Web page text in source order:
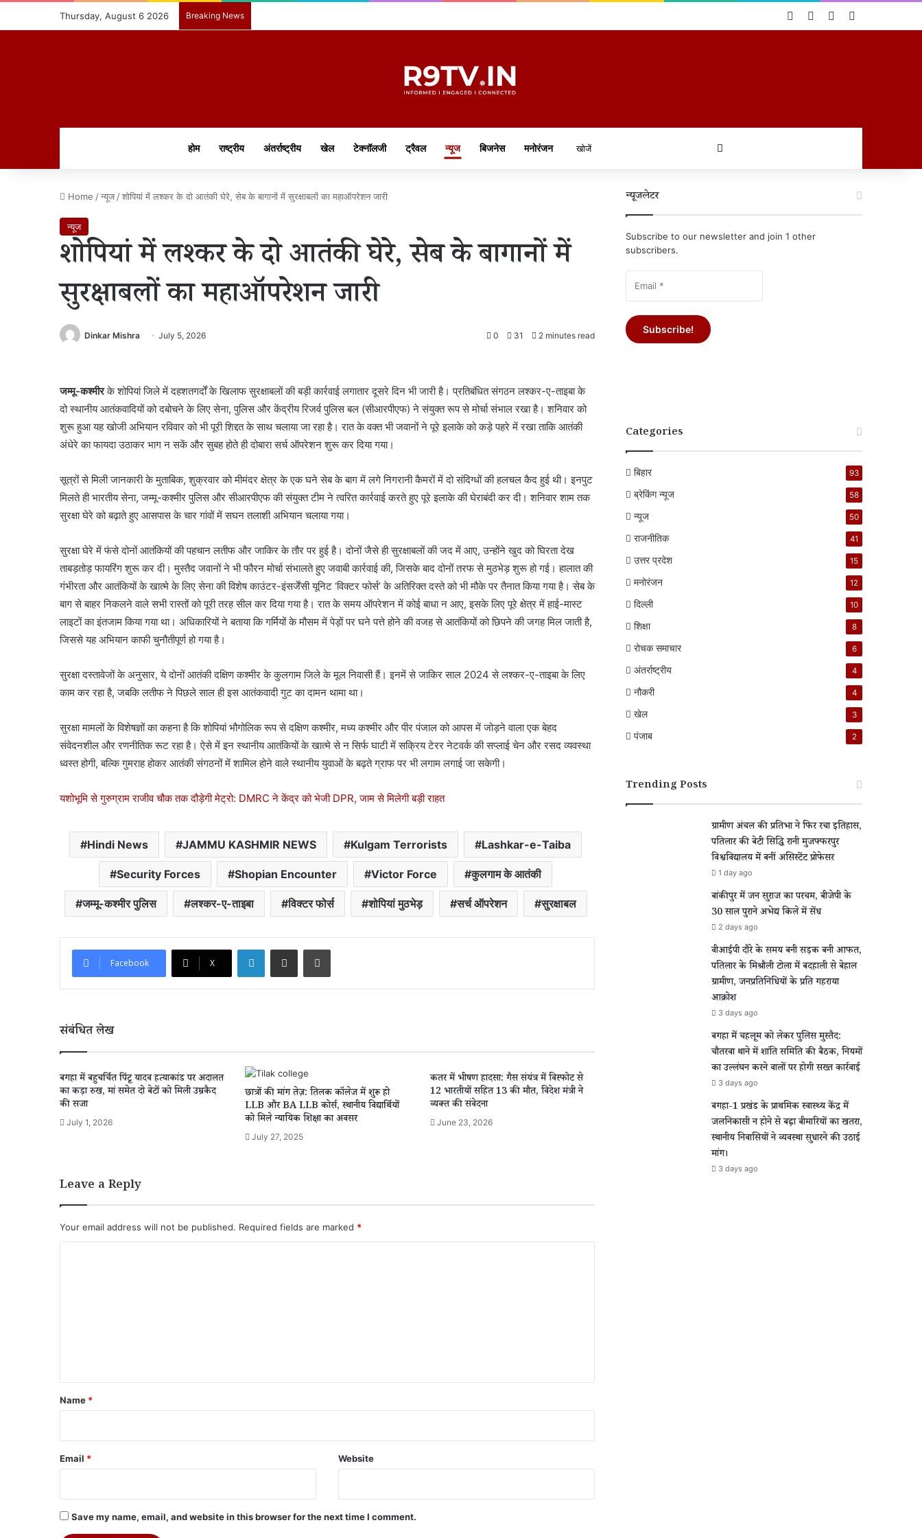
Thursday, August 6 2026 Breaking News Log InRandom Article
Sidebar
होम राष्ट्रीय अंतर्राष्ट्रीय खेल टेक्नॉलजी ट्रैवल न्यूज बिजनेस मनोरंजन
Home /न्यूज /शोपियां में लश्कर के दो आतंकी घेरे, सेब के बागानों में सुरक्षाबलों का महाऑपरेशन जारी
न्यूज
शोपियां में लश्कर के दो आतंकी घेरे, सेब के बागानों में
सुरक्षाबलों का महाऑपरेशन जारी
Dinkar Mishra July 5, 2026 0 31 2 minutes read
जम्मू-कश्मीरके शोपियां जिले में दहशतगर्दों के खिलाफ सुरक्षाबलों की बड़ी कार्रवाई लगातार दूसरे दिन भी जारी है। प्रतिबंधित संगठन लश्कर-ए-ताइबा के
दो स्थानीय आतंकवादियों को दबोचने के लिए सेना, पुलिस और केंद्रीय रिजर्व पुलिस बल (सीआरपीएफ) ने संयुक्त रूप से मोर्चा संभाल रखा है। शनिवार को
शुरू हुआ यह खोजी अभियान रविवार को भी पूरी शिद्दत के साथ चलाया जा रहा है। रात के वक्त भी जवानों ने पूरे इलाके को कड़े पहरे में रखा ताकि आतंकी
अंधेरे का फायदा उठाकर भाग न सकें और सुबह होते ही दोबारा सर्च ऑपरेशन शुरू कर दिया गया।
सूत्रों से मिली जानकारी के मुताबिक, शुक्रवार को मीमंदर क्षेत्र के एक घने सेब के बाग में लगे निगरानी कैमरों में दो संदिग्धों की हलचल कैद हुई थी। इनपुट
मिलते ही भारतीय सेना, जम्मू-कश्मीर पुलिस और सीआरपीएफ की संयुक्त टीम ने त्वरित कार्रवाई करते हुए पूरे इलाके की घेराबंदी कर दी। शनिवार शाम तक
सुरक्षा घेरे को बढ़ाते हुए आसपास के चार गांवों में सघन तलाशी अभियान चलाया गया।
सुरक्षा घेरे में फंसे दोनों आतंकियों की पहचान लतीफ और जाकिर के तौर पर हुई है। दोनों जैसे ही सुरक्षाबलों की जद में आए, उन्होंने खुद को घिरता देख
ताबड़तोड़ फायरिंग शुरू कर दी। मुस्तैद जवानों ने भी फौरन मोर्चा संभालते हुए जवाबी कार्रवाई की, जिसके बाद दोनों तरफ से मुठभेड़ शुरू हो गई। हालात की
गंभीरता और आतंकियों के खात्मे के लिए सेना की विशेष काउंटर-इंसर्जेंसी यूनिट ‘विक्टर फोर्स’ के अतिरिक्त दस्ते को भी मौके पर तैनात किया गया है। सेब के
बाग से बाहर निकलने वाले सभी रास्तों को पूरी तरह सील कर दिया गया है। रात के समय ऑपरेशन में कोई बाधा न आए, इसके लिए पूरे क्षेत्र में हाई-मास्ट
लाइटों का इंतजाम किया गया था। अधिकारियों ने बताया कि गर्मियों के मौसम में पेड़ों पर घने पत्ते होने की वजह से आतंकियों को छिपने की जगह मिल जाती है,
जिससे यह अभियान काफी चुनौतीपूर्ण हो गया है।
सुरक्षा दस्तावेजों के अनुसार, ये दोनों आतंकी दक्षिण कश्मीर के कुलगाम जिले के मूल निवासी हैं। इनमें से जाकिर साल 2024 से लश्कर-ए-ताइबा के लिए
काम कर रहा है, जबकि लतीफ ने पिछले साल ही इस आतंकवादी गुट का दामन थामा था।
सुरक्षा मामलों के विशेषज्ञों का कहना है कि शोपियां भौगोलिक रूप से दक्षिण कश्मीर, मध्य कश्मीर और पीर पंजाल को आपस में जोड़ने वाला एक बेहद
संवेदनशील और रणनीतिक रूट रहा है। ऐसे में इन स्थानीय आतंकियों के खात्मे से न सिर्फ घाटी में सक्रिय टेरर नेटवर्क की सप्लाई चेन और रसद व्यवस्था
ध्वस्त होगी, बल्कि गुमराह होकर आतंकी संगठनों में शामिल होने वाले स्थानीय युवाओं के बढ़ते ग्राफ पर भी लगाम लगाई जा सकेगी।
यशोभूमि से गुरुग्राम राजीव चौक तक दौड़ेगी मेट्रो: DMRC ने केंद्र को भेजी DPR, जाम से मिलेगी बड़ी राहत
Hindi News JAMMU KASHMIR NEWS Kulgam Terrorists Lashkar-e-Taiba
Security Forces Shopian Encounter Victor Force कुलगाम के आतंकी
जम्मू-कश्मीर पुलिस लश्कर-ए-ताइबा विक्टर फोर्स शोपियां मुठभेड़ सर्च ऑपरेशन सुरक्षाबल
Facebook X
संबंधित लेख
बगहा में बहुचर्चित पिंटू यादव हत्याकांड पर अदालत
का कड़ा रुख, मां समेत दो बेटों को मिली उम्रकैद
की सजा
July 1, 2026
छात्रों की मांग तेज़: तिलक कॉलेज में शुरू हो
LLB और BA LLB कोर्स, स्थानीय विद्यार्थियों
को मिले न्यायिक शिक्षा का अवसर
July 27, 2025
कतर में भीषण हादसा: गैस संयंत्र में विस्फोट से
12 भारतीयों सहित 13 की मौत, विदेश मंत्री ने
व्यक्त की संवेदना
June 23, 2026
Leave a Reply
Your email address will not be published. Required fields are marked *
*
Name *
Email * Website
Save my name, email, and website in this browser for the next time I comment.
न्यूजलेटर
Subscribe to our newsletter and join 1 other
subscribers.
Categories
बिहार 93
ब्रेकिंग न्यूज 58
न्यूज 50
राजनीतिक 41
उत्तर प्रदेश 15
मनोरंजन 12
दिल्ली 10
शिक्षा 8
रोचक समाचार 6
अंतर्राष्ट्रीय 4
नौकरी 4
खेल 3
पंजाब 2
Trending Posts
ग्रामीण अंचल की प्रतिभा ने फिर रचा इतिहास,
पतिलार की बेटी सिद्धि रानी मुजफ्फरपुर
विश्वविद्यालय में बनीं असिस्टेंट प्रोफेसर
1 day ago
बांकीपुर में जन सुराज का परचम, बीजेपी के
30 साल पुराने अभेद्य किले में सेंध
2 days ago
वीआईपी दौरे के समय बनी सड़क बनी आफत,
पतिलार के मिश्रौली टोला में बदहाली से बेहाल
ग्रामीण, जनप्रतिनिधियों के प्रति गहराया
आक्रोश
3 days ago
बगहा में चहलूम को लेकर पुलिस मुस्तैद:
चौतरवा थाने में शांति समिति की बैठक, नियमों
का उल्लंघन करने वालों पर होगी सख्त कार्रवाई
3 days ago
बगहा-1 प्रखंड के प्राथमिक स्वास्थ्य केंद्र में
जलनिकासी न होने से बढ़ा बीमारियों का खतरा,
स्थानीय निवासियों ने व्यवस्था सुधारने की उठाई
मांग।
3 days ago